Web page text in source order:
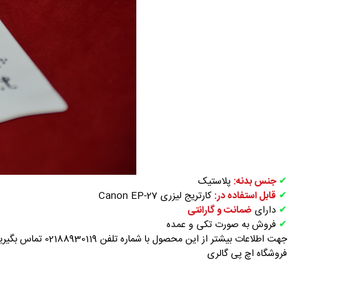
✔ جنس بدنه: پلاستیک
✔ قابل استفاده در: کارتریج لیزری Canon EP-27
✔ دارای ضمانت و گارانتی
✔ فروش به صورت تکی و عمده
جهت اطلاعات بیشتر از این محصول با شماره تلفن 02188930119 تماس بگیرید .
فروشگاه اچ پی گالری